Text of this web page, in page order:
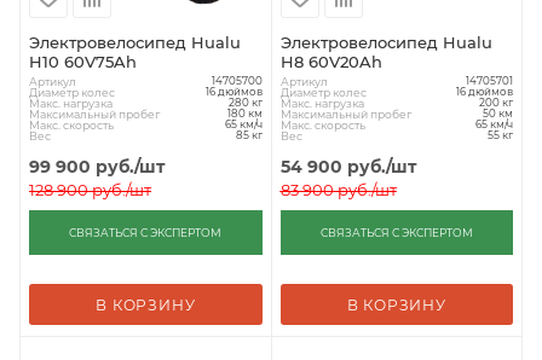
Электровелосипед Hualu
H10 60V75Ah
Артикул 14705700
Диаметр колес 16 дюймов
Макс. нагрузка 280 кг
Максимальный пробег 180 км
Макс. скорость 65 км/ч
Вес 85 кг
99 900 руб./шт
128 900руб./шт
СВЯЗАТЬСЯ С ЭКСПЕРТОМ
В КОРЗИНУ
Электровелосипед Hualu
H8 60V20Ah
Артикул 14705701
Диаметр колес 16 дюймов
Макс. нагрузка 200 кг
Максимальный пробег 50 км
Макс. скорость 65 км/ч
Вес 55 кг
54 900 руб./шт
83 900руб./шт
СВЯЗАТЬСЯ С ЭКСПЕРТОМ
В КОРЗИНУ